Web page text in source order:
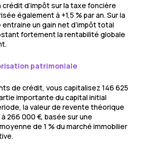
d’impôt sur la taxe foncière
également à +1,5 % par an. Sur la
un gain net d’impôt total
fortement la rentabilité globale
patrimoniale
de crédit, vous capitalisez 146 625
importante du capital initial
la valeur de revente théorique
266 000 €, basée sur une
de 1 % du marché immobilier